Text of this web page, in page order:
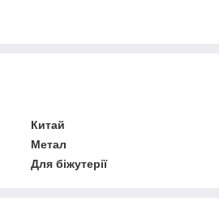
Китай
Метал
Для біжутерії